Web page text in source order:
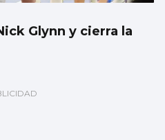
Glynn y cierra la